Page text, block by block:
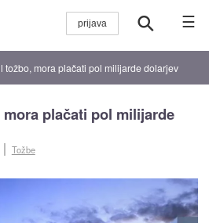
☰
tožbo, mora plačati pol milijarde dolarjev
plačati pol milijarde
Tožbe